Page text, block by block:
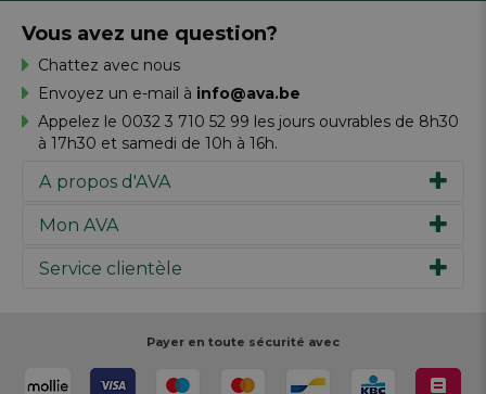
A propos d'AVA
Notre histoire
Travailler chez AVA
Mon AVA
Inspiration
Réalisez votre création
Rédiger un commentaire
Service clientèle
Votre paiement
Retour
Vous avez une question?
Chattez avec nous
Envoyez un e-mail à info@ava.be
Appelez le 0032 3 710 52 99 les jours ouvrables de 8h30
à 17h30 et samedi de 10h à 16h.
Payer en toute sécurité avec